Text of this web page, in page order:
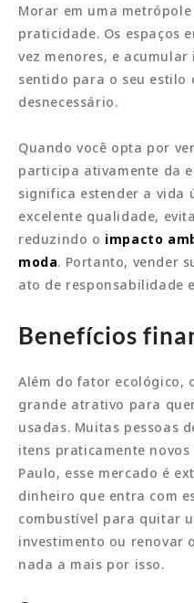
Morar em uma
praticidade. Os espaços
vez menores, e
sentido para o seu estilo
desnecessário.
Quando você opta por
participa ativamente da
significa estender a vida
excelente qualidade,
reduzindo o impacto
moda. Portanto, vender
ato de responsabilidade
Benefícios
Além do fator ecológico,
grande atrativo para
usadas. Muitas pessoas
itens praticamente novos
Paulo, esse mercado é
dinheiro que entra com
combustível para quitar
investimento ou renovar
nada a mais por isso.